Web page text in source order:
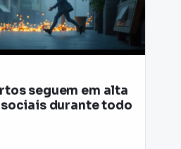
seguem em alta
sociais durante todo